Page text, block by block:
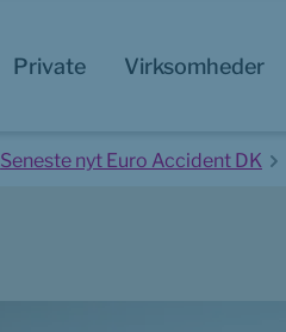
Private Virksomheder
Seneste nyt Euro Accident DK